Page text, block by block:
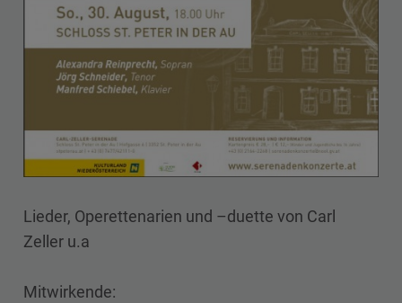
Lieder, Operettenarien und –duette von Carl
Zeller u.a
Mitwirkende: